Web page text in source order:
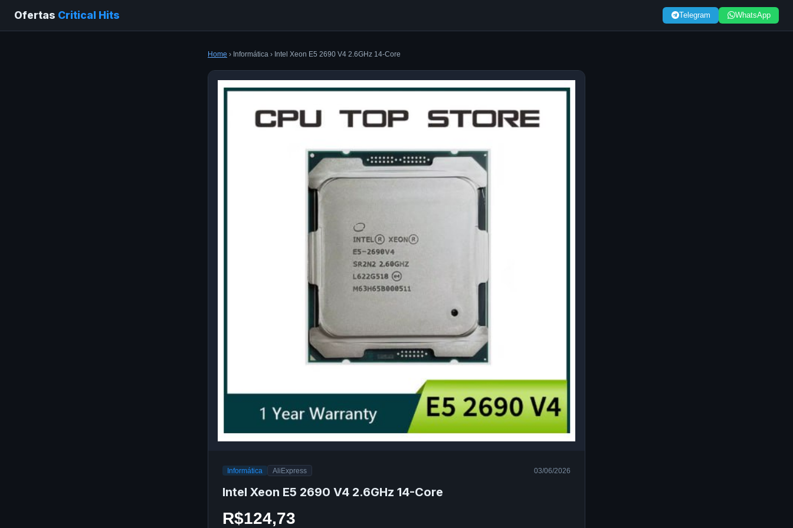
Ofertas Critical Hits Telegram WhatsApp
Home › Informática › Intel Xeon E5 2690 V4 2.6GHz 14-Core
Informática AliExpress 03/06/2026
Intel Xeon E5 2690 V4 2.6GHz 14-Core
R$124,73